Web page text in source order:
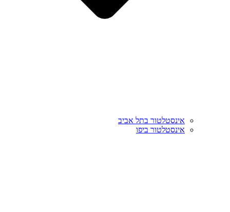
אינסטלטור בתל אביב
אינסטלטור ביפו